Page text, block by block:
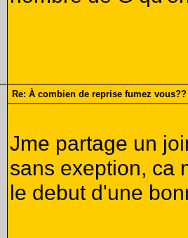
Re: À combien de reprise fumez vous??
Jme partage un
sans exeption, ca
le debut d'une